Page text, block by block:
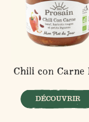
Chili con Carne
DÉCOUVRIR